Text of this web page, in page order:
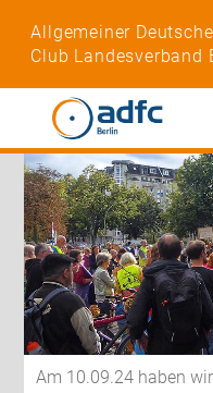
Allgemeiner
Club Landesverband
Am 10.09.24 haben